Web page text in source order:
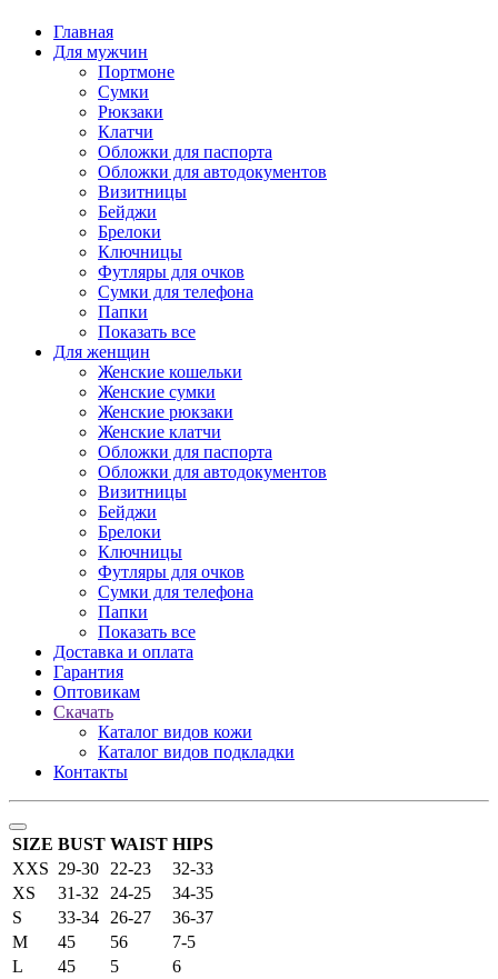
Главная
Для мужчин
Портмоне
Сумки
Рюкзаки
Клатчи
Обложки для паспорта
Обложки для автодокументов
Визитницы
Бейджи
Брелоки
Ключницы
Футляры для очков
Сумки для телефона
Папки
Показать все
Для женщин
Женские кошельки
Женские сумки
Женские рюкзаки
Женские клатчи
Обложки для паспорта
Обложки для автодокументов
Визитницы
Бейджи
Брелоки
Ключницы
Футляры для очков
Сумки для телефона
Папки
Показать все
Доставка и оплата
Гарантия
Оптовикам
Скачать
Каталог видов кожи
Каталог видов подкладки
Контакты
SIZE BUST WAIST HIPS
XXS 29-30 22-23
32-33
XS
31-32 24-25
34-35
S
33-34 26-27
36-37
M
45 56
7-5
L
45 5
6